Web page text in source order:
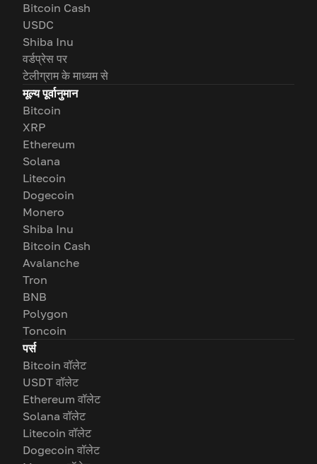
Bitcoin Cash
USDC
Shiba Inu
वर्डप्रेस पर
टेलीग्राम के माध्यम से
मूल्य पूर्वानुमान
Bitcoin
XRP
Ethereum
Solana
Litecoin
Dogecoin
Monero
Shiba Inu
Bitcoin Cash
Avalanche
Tron
BNB
Polygon
Toncoin
पर्स
Bitcoin वॉलेट
USDT वॉलेट
Ethereum वॉलेट
Solana वॉलेट
Litecoin वॉलेट
Dogecoin वॉलेट